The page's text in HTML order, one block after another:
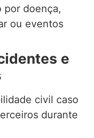
por doença,
ou eventos
e
civil caso
durante